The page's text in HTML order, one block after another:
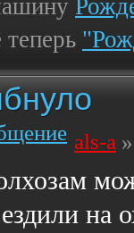
als-a
на